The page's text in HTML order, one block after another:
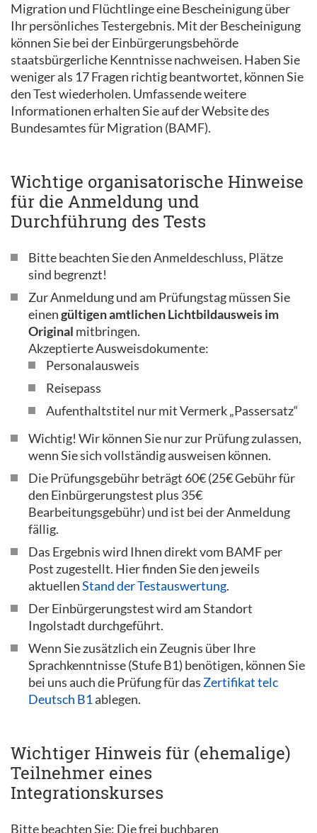
Migration und Flüchtlinge eine Bescheinigung über
Ihr persönliches Testergebnis. Mit der Bescheinigung
können Sie bei der Einbürgerungsbehörde
staatsbürgerliche Kenntnisse nachweisen. Haben Sie
weniger als 17 Fragen richtig beantwortet, können Sie
den Test wiederholen. Umfassende weitere
Informationen erhalten Sie auf der Website des
Bundesamtes für Migration (BAMF).
Wichtige organisatorische Hinweise
für die Anmeldung und
Durchführung des Tests
Bitte beachten Sie den Anmeldeschluss, Plätze
sind begrenzt!
Zur Anmeldung und am Prüfungstag müssen Sie
einengültigen amtlichen Lichtbildausweis im
Original mitbringen.
Akzeptierte Ausweisdokumente:
Personalausweis
Reisepass
Aufenthaltstitel nur mit Vermerk „Passersatz“
Wichtig! Wir können Sie nur zur Prüfung zulassen,
wenn Sie sich vollständig ausweisen können.
Die Prüfungsgebühr beträgt 60€ (25€ Gebühr für
den Einbürgerungstest plus 35€
Bearbeitungsgebühr) und ist bei der Anmeldung
fällig.
Das Ergebnis wird Ihnen direkt vom BAMF per
Post zugestellt. Hier finden Sie den jeweils
aktuellenStand der Testauswertung.
Der Einbürgerungstest wird am Standort
Ingolstadt durchgeführt.
Wenn Sie zusätzlich ein Zeugnis über Ihre
Sprachkenntnisse (Stufe B1) benötigen, können Sie
bei uns auch die Prüfung für das Zertifikat telc
Deutsch B1ablegen.
Wichtiger Hinweis für (ehemalige)
Teilnehmer eines
Integrationskurses
Bitte beachten Sie: Die frei buchbaren